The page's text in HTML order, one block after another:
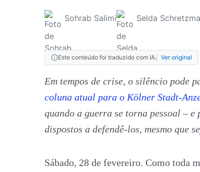
Sohrab Salimi Selda
Este conteúdo foi traduzido com IA. Ver original
Em tempos de crise, o silêncio pode
coluna atual para o Kölner Stadt-
quando a guerra se torna pessoal –
dispostos a defendê-los, mesmo que
Sábado, 28 de fevereiro. Como toda